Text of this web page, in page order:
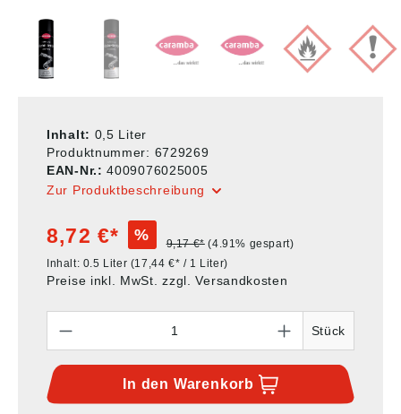
Inhalt: 0,5 Liter
Produktnummer: 6729269
EAN-Nr.:4009076025005
Zur Produktbeschreibung
8,72 €* % 9,17 €* (4.91% gespart)
Inhalt: 0.5 Liter (17,44 €* / 1 Liter)
Preise inkl. MwSt. zzgl. Versandkosten
Stück
In den Warenkorb